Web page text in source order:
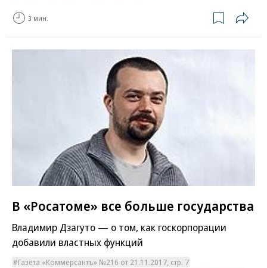
3 мин.
В «Росатоме» все больше государства
Владимир Дзагуто — о том, как госкорпорации
добавили властных функций
Газета «Коммерсантъ» №216 от 21.11.2017, стр. 7